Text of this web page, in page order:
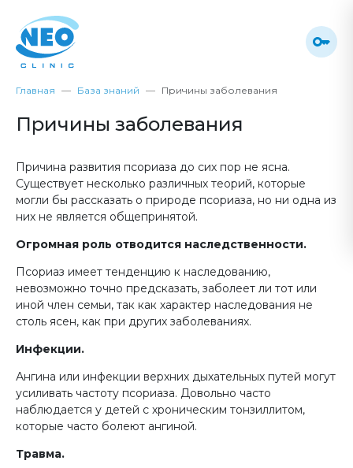
Главная База знаний Причины заболевания
Причины заболевания
Причина развития псориаза до сих пор не ясна.
Существует несколько различных теорий, которые
могли бы рассказать о природе псориаза, но ни одна из
них не является общепринятой.
Огромная роль отводится наследственности.
Псориаз имеет тенденцию к наследованию,
невозможно точно предсказать, заболеет ли тот или
иной член семьи, так как характер наследования не
столь ясен, как при других заболеваниях.
Инфекции.
Ангина или инфекции верхних дыхательных путей могут
усиливать частоту псориаза. Довольно часто
наблюдается у детей с хроническим тонзиллитом,
которые часто болеют ангиной.
Травма.